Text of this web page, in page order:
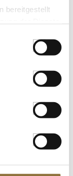
bereitgestellt
BIO, 350 g